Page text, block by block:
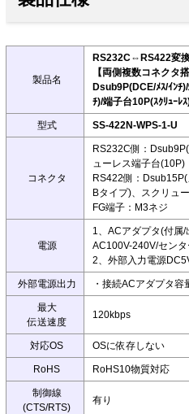
製品名
RS232C⇔RS422変
【両側複数コネクタ
Dsub9P(DCE/ﾒｽ/ｲﾝﾁ
ﾁ)/端子台10P(ｽｸﾘｭｰﾚ
型式 SS-422N-WPS-1-U
コネクタ
RS232C側：
ューレス端子台(10P)
RS422側：
Bタイプ)、スクリュ
FG端子：M3ネジ
電源
1、ACアダプタ(付属/
AC100V-240V/セン
2、外部入力電源
外部電源出力 ・接続ACアダプタ容
最大
伝送速度
120kbps
対応OS OSに依存しない
RoHS RoHS10物質対応
制御線
(CTS/RTS)
有り